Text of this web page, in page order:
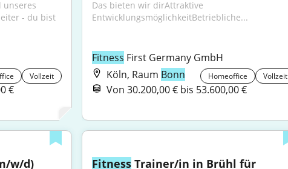
unseres
- du bist
Vollzeit
€
Das bieten wir dirAttraktive
EntwicklungsmöglichkeitBetriebliche...
Fitness First Germany GmbH
Köln, Raum Bonn Homeoffice Vollzeit
Von 30.200,00 € bis 53.600,00 €
w/d) Fitness Trainer/in in Brühl für